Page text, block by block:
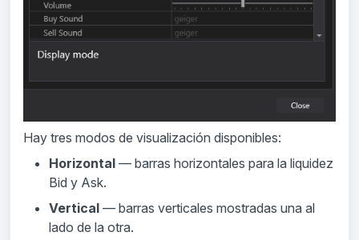
Hay tres modos de visualización disponibles:
Horizontal — barras horizontales para la liquidez
Bid y Ask.
Vertical — barras verticales mostradas una al
lado de la otra.